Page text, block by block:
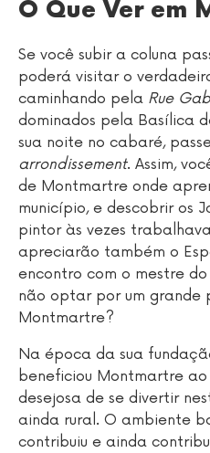
O Que Ver em
Se você subir a coluna
poderá visitar o
caminhando pela Rue
dominados pela Basílica
sua noite no cabaré,
arrondissement. Assim,
de Montmartre onde
município, e descobrir os
pintor às vezes
apreciarão também o
encontro com o mestre
não optar por um grande
Montmartre?
Na época da sua
beneficiou Montmartre
desejosa de se divertir
ainda rural. O ambiente
contribuiu e ainda